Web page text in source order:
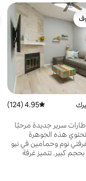
لدى الضيوف
متوسط التقييم 4.95 من 5، 124 مراجعات
4.95 (124)
تحديث 1/15/2026: إطارات سرير جديدة مرحبًا
بك في بيتنا الجميل! تحتوي هذه الجوهرة
نوم وحمامين في نيو
كبير. تتميز غرفة